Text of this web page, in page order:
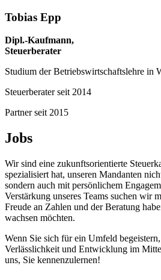
Tobias Epp
Dipl.-Kaufmann,
Steuerberater
Studium der Betriebswirtschaftslehre in
Steuerberater seit 2014
Partner seit 2015
Jobs
Wir sind eine zukunftsorientierte
spezialisiert hat, unseren Mandanten
sondern auch mit persönlichem
Verstärkung unseres Teams suchen wir
Freude an Zahlen und der Beratung
wachsen möchten.
Wenn Sie sich für ein Umfeld
Verlässlichkeit und Entwicklung im
uns, Sie kennenzulernen!